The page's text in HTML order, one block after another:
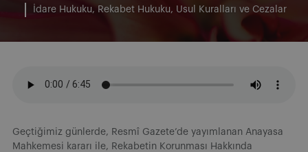
İdare Hukuku Rekabet Hukuku Usul Kuralları ve Cezalar
Geçtiğimiz günlerde, Resmî Gazete’de yayımlanan Anayasa
Mahkemesi kararı ile, Rekabetin Korunması Hakkında